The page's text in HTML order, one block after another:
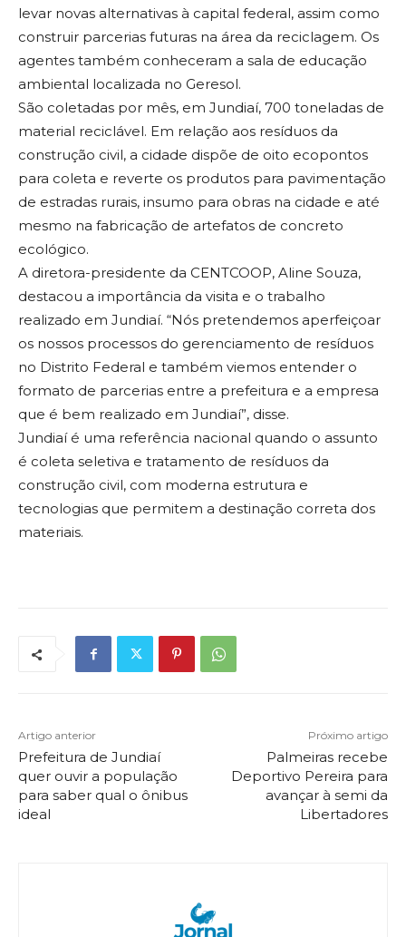
levar novas alternativas à capital federal, assim como
construir parcerias futuras na área da reciclagem. Os
agentes também conheceram a sala de educação
ambiental localizada no Geresol.
São coletadas por mês, em Jundiaí, 700 toneladas de
material reciclável. Em relação aos resíduos da
construção civil, a cidade dispõe de oito ecopontos
para coleta e reverte os produtos para pavimentação
de estradas rurais, insumo para obras na cidade e até
mesmo na fabricação de artefatos de concreto
ecológico.
A diretora-presidente da CENTCOOP, Aline Souza,
destacou a importância da visita e o trabalho
realizado em Jundiaí. “Nós pretendemos aperfeiçoar
os nossos processos do gerenciamento de resíduos
no Distrito Federal e também viemos entender o
formato de parcerias entre a prefeitura e a empresa
que é bem realizado em Jundiaí”, disse.
Jundiaí é uma referência nacional quando o assunto
é coleta seletiva e tratamento de resíduos da
construção civil, com moderna estrutura e
tecnologias que permitem a destinação correta dos
materiais.
Artigo anterior
Prefeitura de Jundiaí
quer ouvir a população
para saber qual o ônibus
ideal
Próximo artigo
Palmeiras recebe
Deportivo Pereira para
avançar à semi da
Libertadores